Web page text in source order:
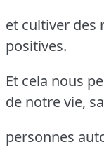
et cultiver des
positives.
Et cela nous
de notre vie,
personnes